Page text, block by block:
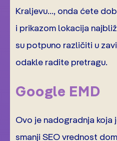
Kraljevu…, onda ćete
i prikazom lokacija
su potpuno različiti u
odakle radite pretragu.
Google EMD
Ovo je nadogradnja koja
smanji SEO vrednost